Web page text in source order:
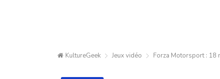
KultureGeek Jeux vidéo Forza Motorsport : 18